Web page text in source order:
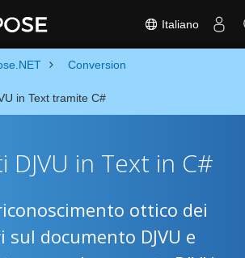
Italiano
Conversion
in Text tramite C#
DJVU in Text in C#
ottico dei
documento DJVU e